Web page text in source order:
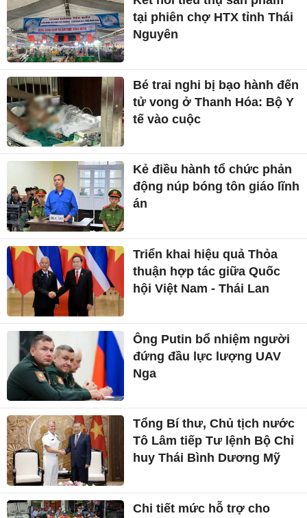
tại phiên chợ HTX tỉnh Thái
Nguyên
Bé trai nghi bị bạo hành đến
tử vong ở Thanh Hóa: Bộ Y
tế vào cuộc
Kẻ điều hành tổ chức phản
động núp bóng tôn giáo lĩnh
án
Triển khai hiệu quả Thỏa
thuận hợp tác giữa Quốc
hội Việt Nam - Thái Lan
Ông Putin bổ nhiệm người
đứng đầu lực lượng UAV
Nga
Tổng Bí thư, Chủ tịch nước
Tô Lâm tiếp Tư lệnh Bộ Chỉ
huy Thái Bình Dương Mỹ
Chi tiết mức hỗ trợ cho